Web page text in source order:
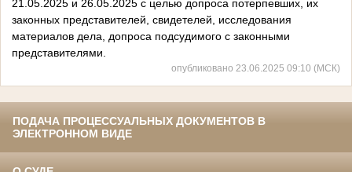
21.05.2025 и 26.05.2025 с целью допроса потерпевших, их
законных представителей, свидетелей, исследования
материалов дела, допроса подсудимого с законными
представителями.
опубликовано 23.06.2025 09:10 (МСК)
ПОДАЧА ПРОЦЕССУАЛЬНЫХ ДОКУМЕНТОВ В
ЭЛЕКТРОННОМ ВИДЕ